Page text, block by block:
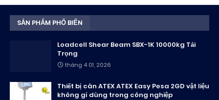
SẢN PHẨM PHỔ BIẾN
Loadcell Shear Beam SBX-1K 10000kg Tải
Trọng
tháng 4 01, 2026
Thiết bị cân ATEX ATEX Easy Pesa 2GD vật liệu
không gỉ dùng trong công nghiệp